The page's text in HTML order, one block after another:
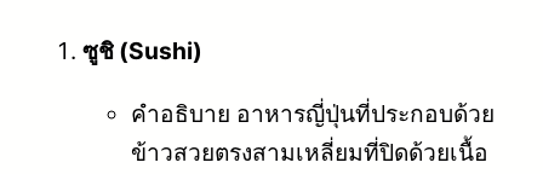
ซูชิ (Sushi)
คำอธิบาย อาหารญี่ปุ่นที่ประกอบด้วย
ข้าวสวยตรงสามเหลี่ยมที่ปิดด้วยเนื้อ